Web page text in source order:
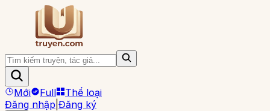
Mới Full
Thể loại
Đăng nhập Đăng ký